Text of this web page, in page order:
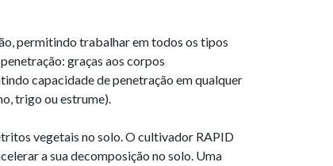
permitindo trabalhar em todos os tipos
graças aos corpos
capacidade de penetração em qualquer
trigo ou estrume).
vegetais no solo. O cultivador RAPID
a sua decomposição no solo. Uma